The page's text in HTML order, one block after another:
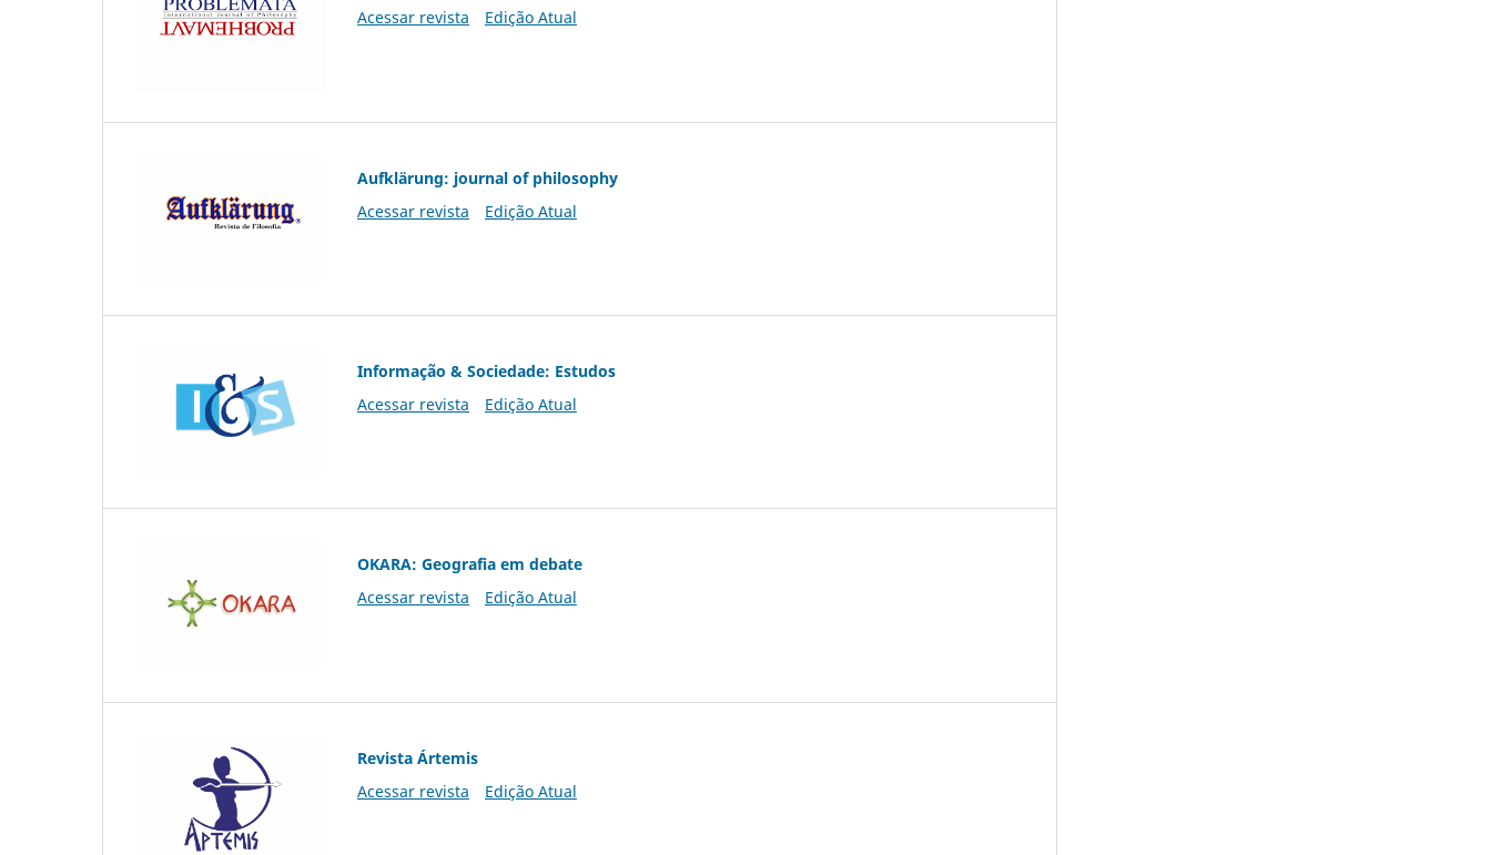
Acessar revista
Edição Atual
Aufklärung: journal of philosophy
Acessar revista
Edição Atual
Informação & Sociedade: Estudos
Acessar revista
Edição Atual
OKARA: Geografia em debate
Acessar revista
Edição Atual
Revista Ártemis
Acessar revista
Edição Atual